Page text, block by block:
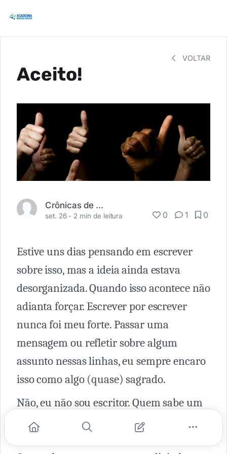
VOLTAR
Aceito!
Crônicas de Anestesia
set. 26 - 2 min de leitura 0 1 0
Estive uns dias pensando em escrever
sobre isso, mas a ideia ainda estava
desorganizada. Quando isso acontece não
adianta forçar. Escrever por escrever
nunca foi meu forte. Passar uma
mensagem ou refletir sobre algum
assunto nessas linhas, eu sempre encaro
isso como algo (quase) sagrado.
Não, eu não sou escritor. Quem sabe um
dia.